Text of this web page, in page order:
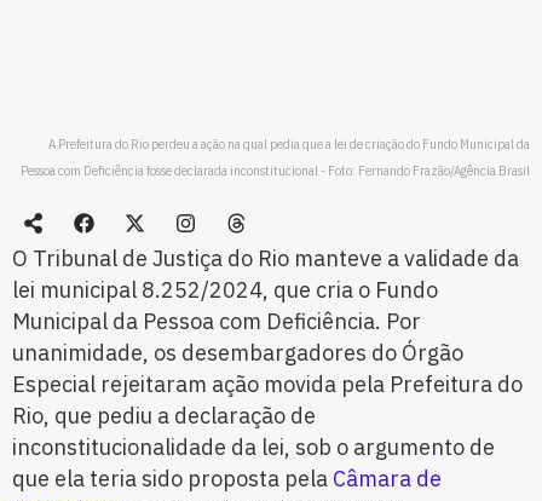
A Prefeitura do Rio perdeu a ação na qual pedia que a lei de criação do Fundo Municipal da
Pessoa com Deficiência fosse declarada inconstitucional - Foto: Fernando Frazão/Agência Brasil
O Tribunal de Justiça do Rio manteve a validade da
lei municipal 8.252/2024, que cria o Fundo
Municipal da Pessoa com Deficiência. Por
unanimidade, os desembargadores do Órgão
Especial rejeitaram ação movida pela Prefeitura do
Rio, que pediu a declaração de
inconstitucionalidade da lei, sob o argumento de
que ela teria sido proposta pela Câmara de